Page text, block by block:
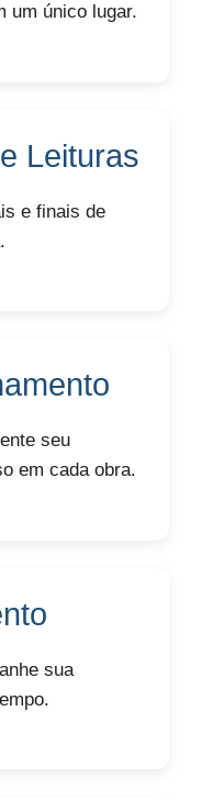
um único lugar.
Leituras
e finais de
seu
em cada obra.
sua